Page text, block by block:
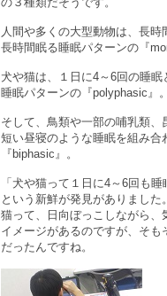
人間や多くの大型動物は、長時
長時間眠る睡眠パターンの『
犬や猫は、１日に4～6回の睡眠
睡眠パターンの『polyphasic』。
そして、鳥類や一部の哺乳類、
短い昼寝のような睡眠を組み合
『biphasic』。
「犬や猫って１日に4～6回も
という新鮮が発見がありました。
猫って、日向ぼっこしながら、
イメージがあるのですが、そ
だったんですね。